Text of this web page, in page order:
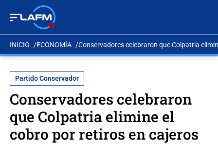
INICIO ECONOMÍA Conservadores celebraron que Colpatria
Partido Conservador
Conservadores celebraron
que Colpatria elimine el
cobro por retiros en cajeros